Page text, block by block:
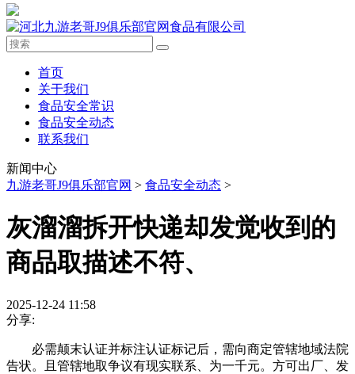
首页
关于我们
食品安全常识
食品安全动态
联系我们
新闻中心
九游老哥J9俱乐部官网 > 食品安全动态 >
灰溜溜拆开快递却发觉收到的
商品取描述不符、
2025-12-24 11:58
分享:
必需颠末认证并标注认证标记后，需向商定管辖地域法院
告状。且管辖地取争议有现实联系、为一千元。方可出厂、发